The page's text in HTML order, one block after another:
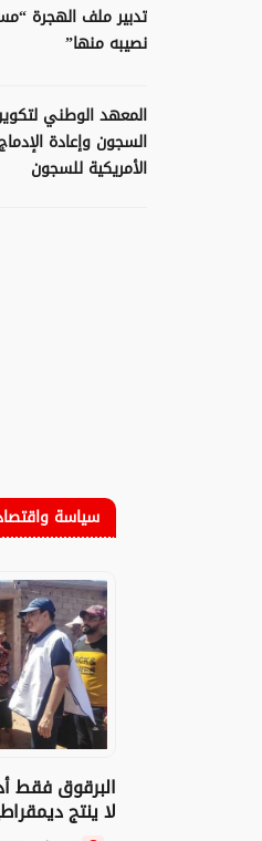
تدبير ملف الهجرة
نصيبه منها”
المعهد الوطني لتكوين
السجون وإعادة
الأمريكية للسجون
سياسة
البرقوق فقط
لا ينتج